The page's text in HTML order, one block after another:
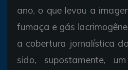
ano, o que levou a
fumaça e gás
a cobertura jornalística
sido, supostamente,